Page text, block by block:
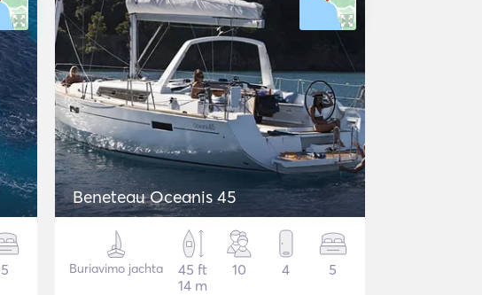
5
Beneteau Oceanis 45
Buriavimo jachta
45 ft
14 m
10 4 5